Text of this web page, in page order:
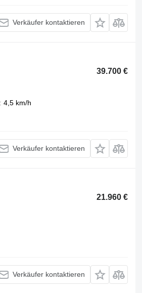
Verkäufer kontaktieren
39.700 €
4,5 km/h
Verkäufer kontaktieren
21.960 €
Verkäufer kontaktieren